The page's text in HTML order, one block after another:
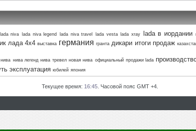
lada niva lada niva legend lada niva travel lada vesta lada xray lada в иордании
лада 4х4 выставка германия гранта дикари итоги продаж
нива нива легенд нива тревел новая нива официальный продажи lada
эксплуатация юбилей япония
Текущее время: 16:45 . Часовой пояс GMT +4.